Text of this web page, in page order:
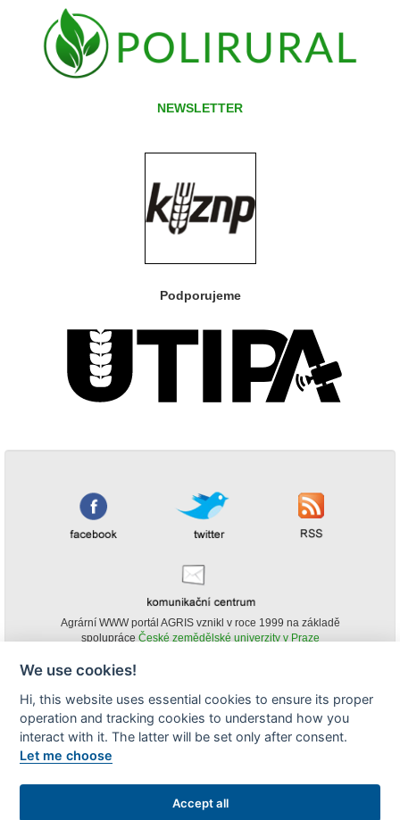
NEWSLETTER
Podporujeme
Agrární WWW portál AGRIS vznikl v roce 1999 na základě
spolupráce České zemědělské univerzity v Praze
obsahu agrárního WWW portálu AGRIS je možné
(pokud není uvedeno jinak) pouze za podmínky uvedení zdroje v podobě
www.agris.cz a data publikace v AGRISu.
We use cookies!
Hi, this website uses essential cookies to ensure its proper
operation and tracking cookies to understand how you
interact with it. The latter will be set only after consent.
Let me choose
Accept all